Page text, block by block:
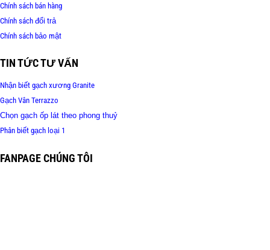
Chính sách bán hàng
Chính sách đổi trả
Chính sách bảo mật
TIN TỨC TƯ VẤN
Nhận biết gạch xương Granite
Gạch Vân Terrazzo
Chọn gạch ốp lát theo phong thuỷ
Phân biết gạch loại 1
FANPAGE CHÚNG TÔI